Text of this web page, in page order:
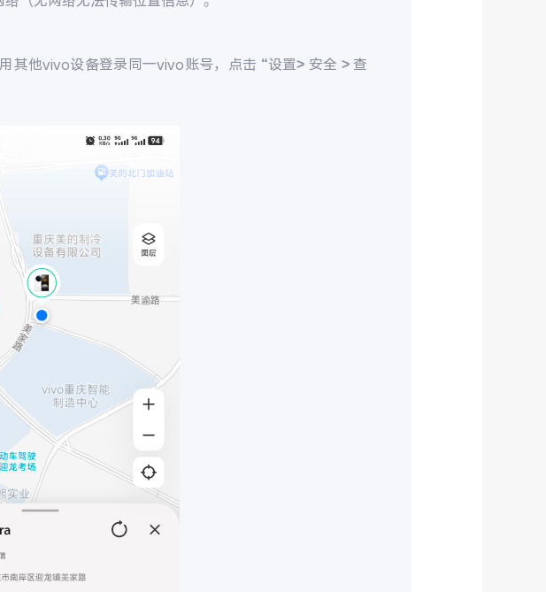
其他vivo设备登录同一vivo账号，点击 “设置> 安全 > 查